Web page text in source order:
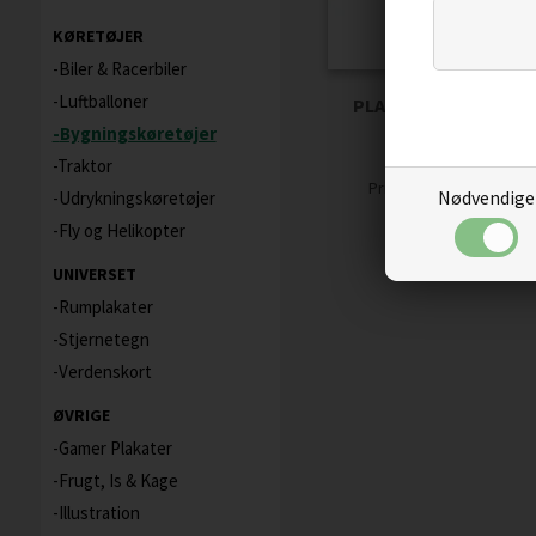
Nødvendige
KØRETØJER
Biler & Racerbiler
Luftballoner
Bygningskøretøjer
Traktor
Udrykningskøretøjer
Fly og Helikopter
UNIVERSET
Rumplakater
Stjernetegn
Verdenskort
ØVRIGE
Gamer Plakater
Frugt, Is & Kage
Illustration
PLAKAT BIL PÅ
Pris 59,00 50,15